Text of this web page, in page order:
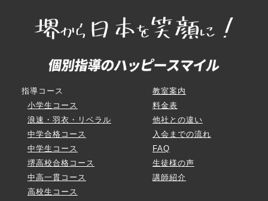
指導コース
小学生コース
浪速・羽衣・リベラル
中学合格コース
中学生コース
堺高校合格コース
中高一貫コース
高校生コース
教室案内
料金表
他社との違い
入会までの流れ
FAQ
生徒様の声
講師紹介